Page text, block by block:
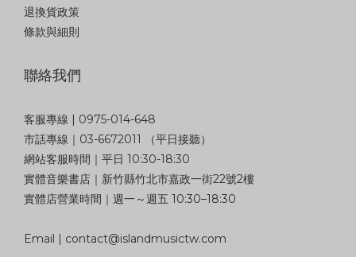
退換貨政策
條款與細則
聯絡我們
客服專線 | 0975-014-648
市話專線｜03-6672011 （平日接聽）
網站客服時間｜平日 10:30-18:30
實體音樂書店｜新竹縣竹北市嘉政一街22號2樓
實體店營業時間｜週一～週五 10:30–18:30
Email | contact@islandmusictw.com